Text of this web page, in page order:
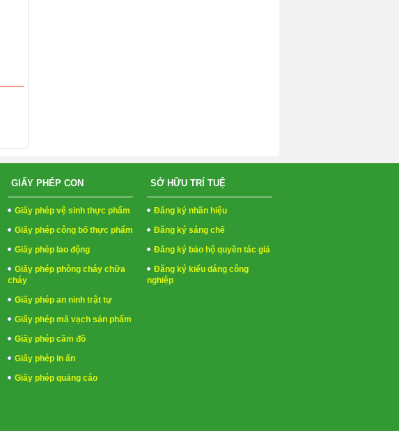
GIẤY PHÉP CON
Giấy phép vệ sinh thực phẩm
Giấy phép công bố thực phẩm
Giấy phép lao động
Giấy phép phòng cháy chữa
cháy
Giấy phép an ninh trật tự
Giấy phép mã vạch sản phẩm
Giấy phép cầm đồ
Giấy phép in ấn
Giấy phép quảng cáo
SỞ HỮU TRÍ TUỆ
Đăng ký nhãn hiệu
Đăng ký sáng chế
Đăng ký bảo hộ quyền tác giả
Đăng ký kiểu dáng công
nghiệp